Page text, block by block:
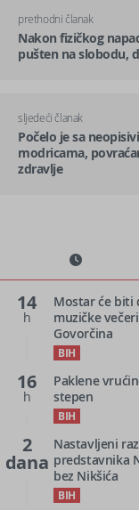
prethodni članak
Nakon fizičkog
pušten na slobodu,
sljedeći članak
Počelo je sa
modricama,
zdravlje
14
h
Mostar će biti
muzičke
Govorčina
BIH
16
h
Paklene
stepen
BIH
2
dana
Nastavljeni
predstavnika
bez Nikšića
BIH